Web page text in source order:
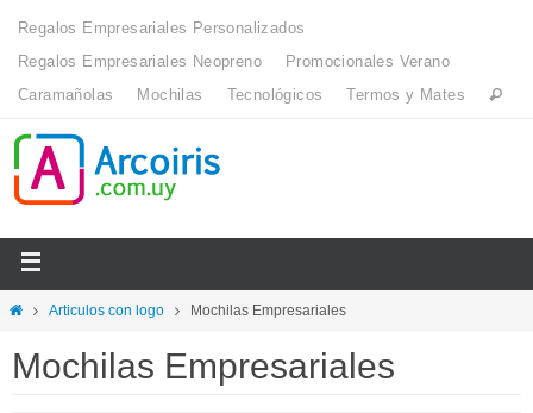
Regalos Empresariales Personalizados
Regalos Empresariales Neopreno
Promocionales Verano
Caramañolas
Mochilas Tecnológicos Termos y Mates
Articulos con logo Mochilas Empresariales
Mochilas Empresariales